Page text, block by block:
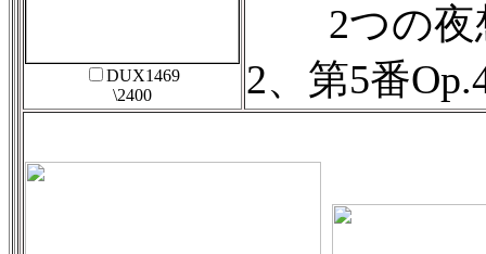
DUX1469
\2400
2つの夜想
2、第5番